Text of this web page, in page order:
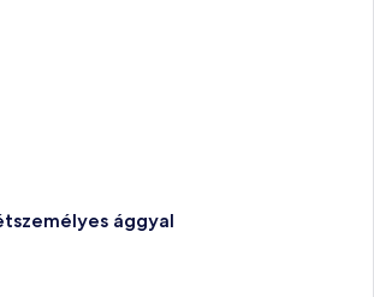
ággyal